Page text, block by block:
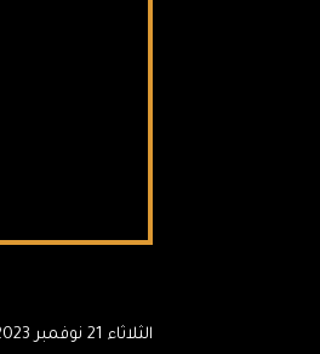
الثلاثاء 21 نوفمبر 2023